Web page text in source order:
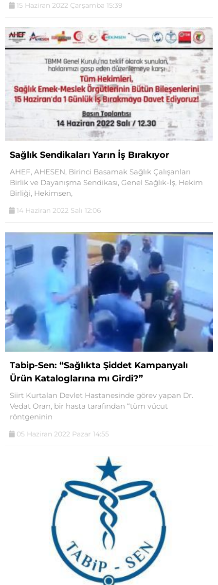
15 Haziran 2022 Çarşamba 15:39
Sağlık Sendikaları Yarın İş Bırakıyor
AHEF, AHESEN, Birinci Basamak Sağlık Çalışanları
Birlik ve Dayanışma Sendikası, Genel Sağlık-İş, Hekim
Birliği, Hekimsen,
14 Haziran 2022 Salı 12:06
Tabip-Sen: “Sağlıkta Şiddet Kampanyalı
Ürün Kataloglarına mı Girdi?”
Siirt Kurtalan Devlet Hastanesinde görev yapan Dr.
Vedat Oran, bir hasta tarafından “tüm vücut
röntgeninin
05 Haziran 2022 Pazar 14:55